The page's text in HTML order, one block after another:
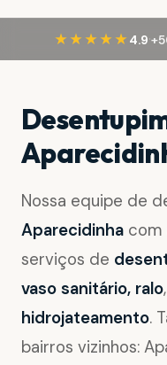
★★★★★ 4.9·
Nossa equipe de
Aparecidinha com
serviços de
vaso sanitário, ralo,
hidrojateamento.
bairros vizinhos: